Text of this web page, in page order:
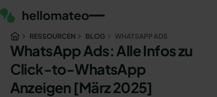
RESSOURCEN BLOG WHATSAPP ADS
WhatsApp Ads: Alle Infos zu
Click-to-WhatsApp
Anzeigen [März 2025]